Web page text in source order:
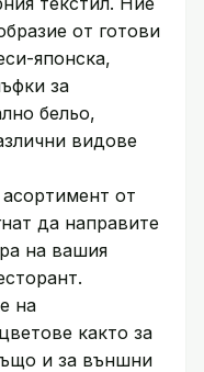
от готови
японска,
за
бельо,
видове
от
да направите
на вашия
на
както за
и за външни